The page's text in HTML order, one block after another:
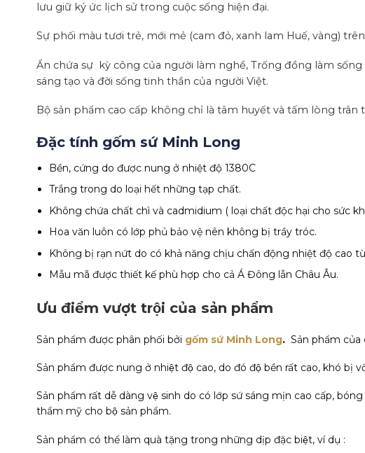
lưu giữ ký ức lịch sử trong cuộc sống hiện đại.
Sự phối màu tươi trẻ, mới mẻ (cam đỏ, xanh lam Huế, vàng)
Ẩn chứa sự kỳ công của người làm nghề, Trống đồng làm
sáng tạo và đời sống tinh thần của người Việt.
Bộ sản phẩm cao cấp không chỉ là tâm huyết và tấm lòng
Đặc tính gốm sứ Minh Long
Bền, cứng do được nung ở nhiệt độ 1380C
Trắng trong do loại hết những tạp chất.
Không chứa chất chì và cadmidium ( loại chất độc hại cho sức
Hoa văn luôn có lớp phủ bảo vệ nên không bị trầy tróc.
Không bị rạn nứt do có khả năng chịu chấn động nhiệt độ cao
Mẫu mã được thiết kế phù hợp cho cả Á Đông lẫn Châu Âu.
Ưu điểm vượt trội của sản phẩm
Sản phẩm được phân phối bởi gốm sứ Minh Long. Sản phẩm của
Sản phẩm được nung ở nhiệt độ cao, do đó độ bền rất cao, khó bị
Sản phẩm rất dễ dàng vệ sinh do có lớp sứ sáng mịn cao cấp,
thẩm mỹ cho bộ sản phẩm.
Sản phẩm có thể làm quà tặng trong những dịp đặc biệt, ví dụ :